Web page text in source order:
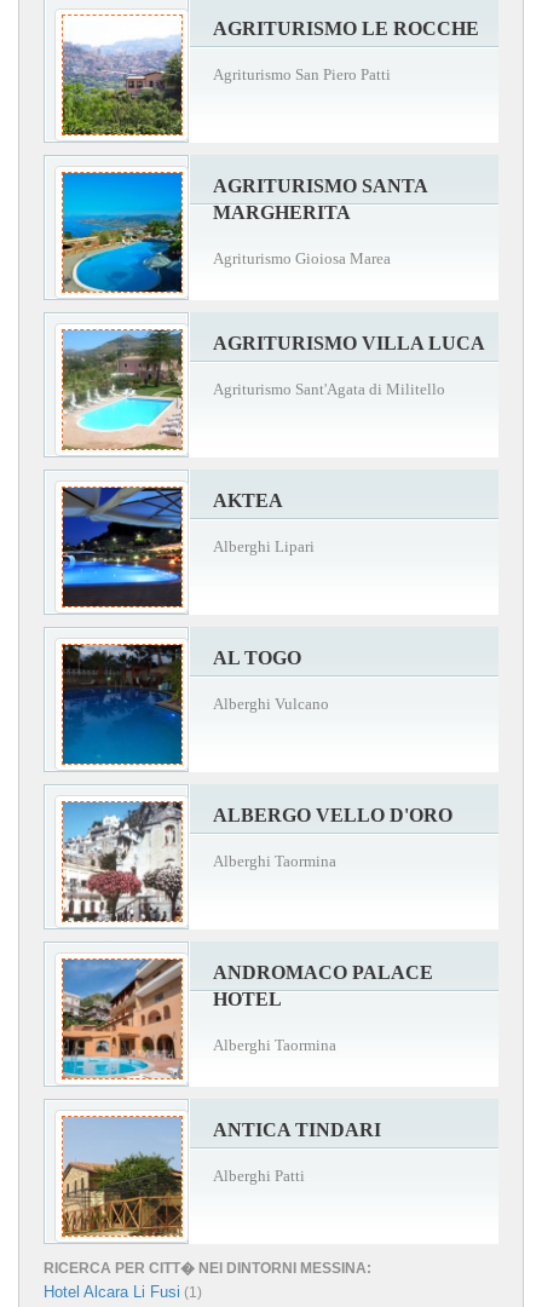
AGRITURISMO LE ROCCHE
Agriturismo San Piero Patti
AGRITURISMO SANTA
MARGHERITA
Agriturismo Gioiosa Marea
AGRITURISMO VILLA LUCA
Agriturismo Sant'Agata di Militello
AKTEA
Alberghi Lipari
AL TOGO
Alberghi Vulcano
ALBERGO VELLO D'ORO
Alberghi Taormina
ANDROMACO PALACE
HOTEL
Alberghi Taormina
ANTICA TINDARI
Alberghi Patti
RICERCA PER CITT� NEI DINTORNI MESSINA:
Hotel Alcara Li Fusi (1)